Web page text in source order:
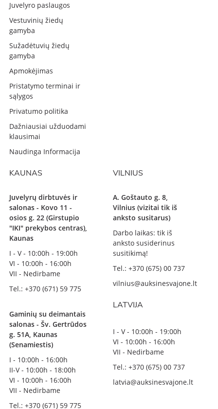
Juvelyro paslaugos
Vestuvinių žiedų
gamyba
Sužadėtuvių žiedų
gamyba
Apmokėjimas
Pristatymo terminai ir
sąlygos
Privatumo politika
Dažniausiai užduodami
klausimai
Naudinga Informacija
KAUNAS
Juvelyrų dirbtuvės ir
salonas - Kovo 11 -
osios g. 22 (Girstupio
"IKI" prekybos centras),
Kaunas
I - V - 10:00h - 19:00h
VI - 10:00h - 16:00h
VII - Nedirbame
Tel.: +370 (671) 59 775
Gaminių su deimantais
salonas - Šv. Gertrūdos
g. 51A, Kaunas
(Senamiestis)
I - 10:00h - 16:00h
II-V - 10:00h - 18:00h
VI - 10:00h - 16:00h
VII - Nedirbame
Tel.: +370 (671) 59 775
VILNIUS
A. Goštauto g. 8,
Vilnius (vizitai tik iš
anksto susitarus)
Darbo laikas: tik iš
anksto susiderinus
susitikimą!
Tel.: +370 (675) 00 737
vilnius@auksinesvajone.lt
LATVIJA
I - V - 10:00h - 19:00h
VI - 10:00h - 16:00h
VII - Nedirbame
Tel.: +370 (675) 00 737
latvia@auksinesvajone.lt